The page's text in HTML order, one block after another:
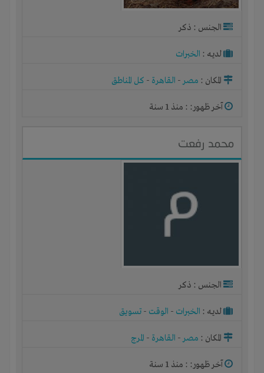
الجنس : ذكر
لديـه : الخبرات
المكان : مصر- القاهرة - كل المناطق
آخر ظهور: : منذ 1 سنة
محمد رفعت
الجنس : ذكر
لديـه : الخبرات - الوقت - تسويق
المكان : مصر- القاهرة - المرج
آخر ظهور: : منذ 1 سنة